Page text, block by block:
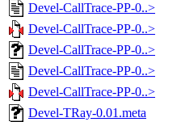
Devel-CallTrace-PP-0..>
Devel-CallTrace-PP-0..>
Devel-CallTrace-PP-0..>
Devel-CallTrace-PP-0..>
Devel-CallTrace-PP-0..>
Devel-TRay-0.01.meta